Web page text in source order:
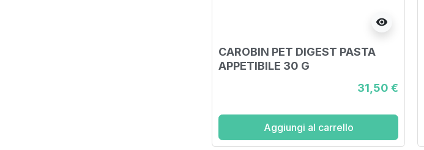
visibility
CAROBIN PET DIGEST PASTA
APPETIBILE 30 G
31,50 €
Aggiungi al carrello